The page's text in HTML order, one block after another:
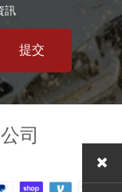
訊
提交
司